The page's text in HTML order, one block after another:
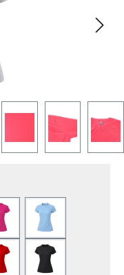
Fuchsie Hellblau
Rot Schwarz